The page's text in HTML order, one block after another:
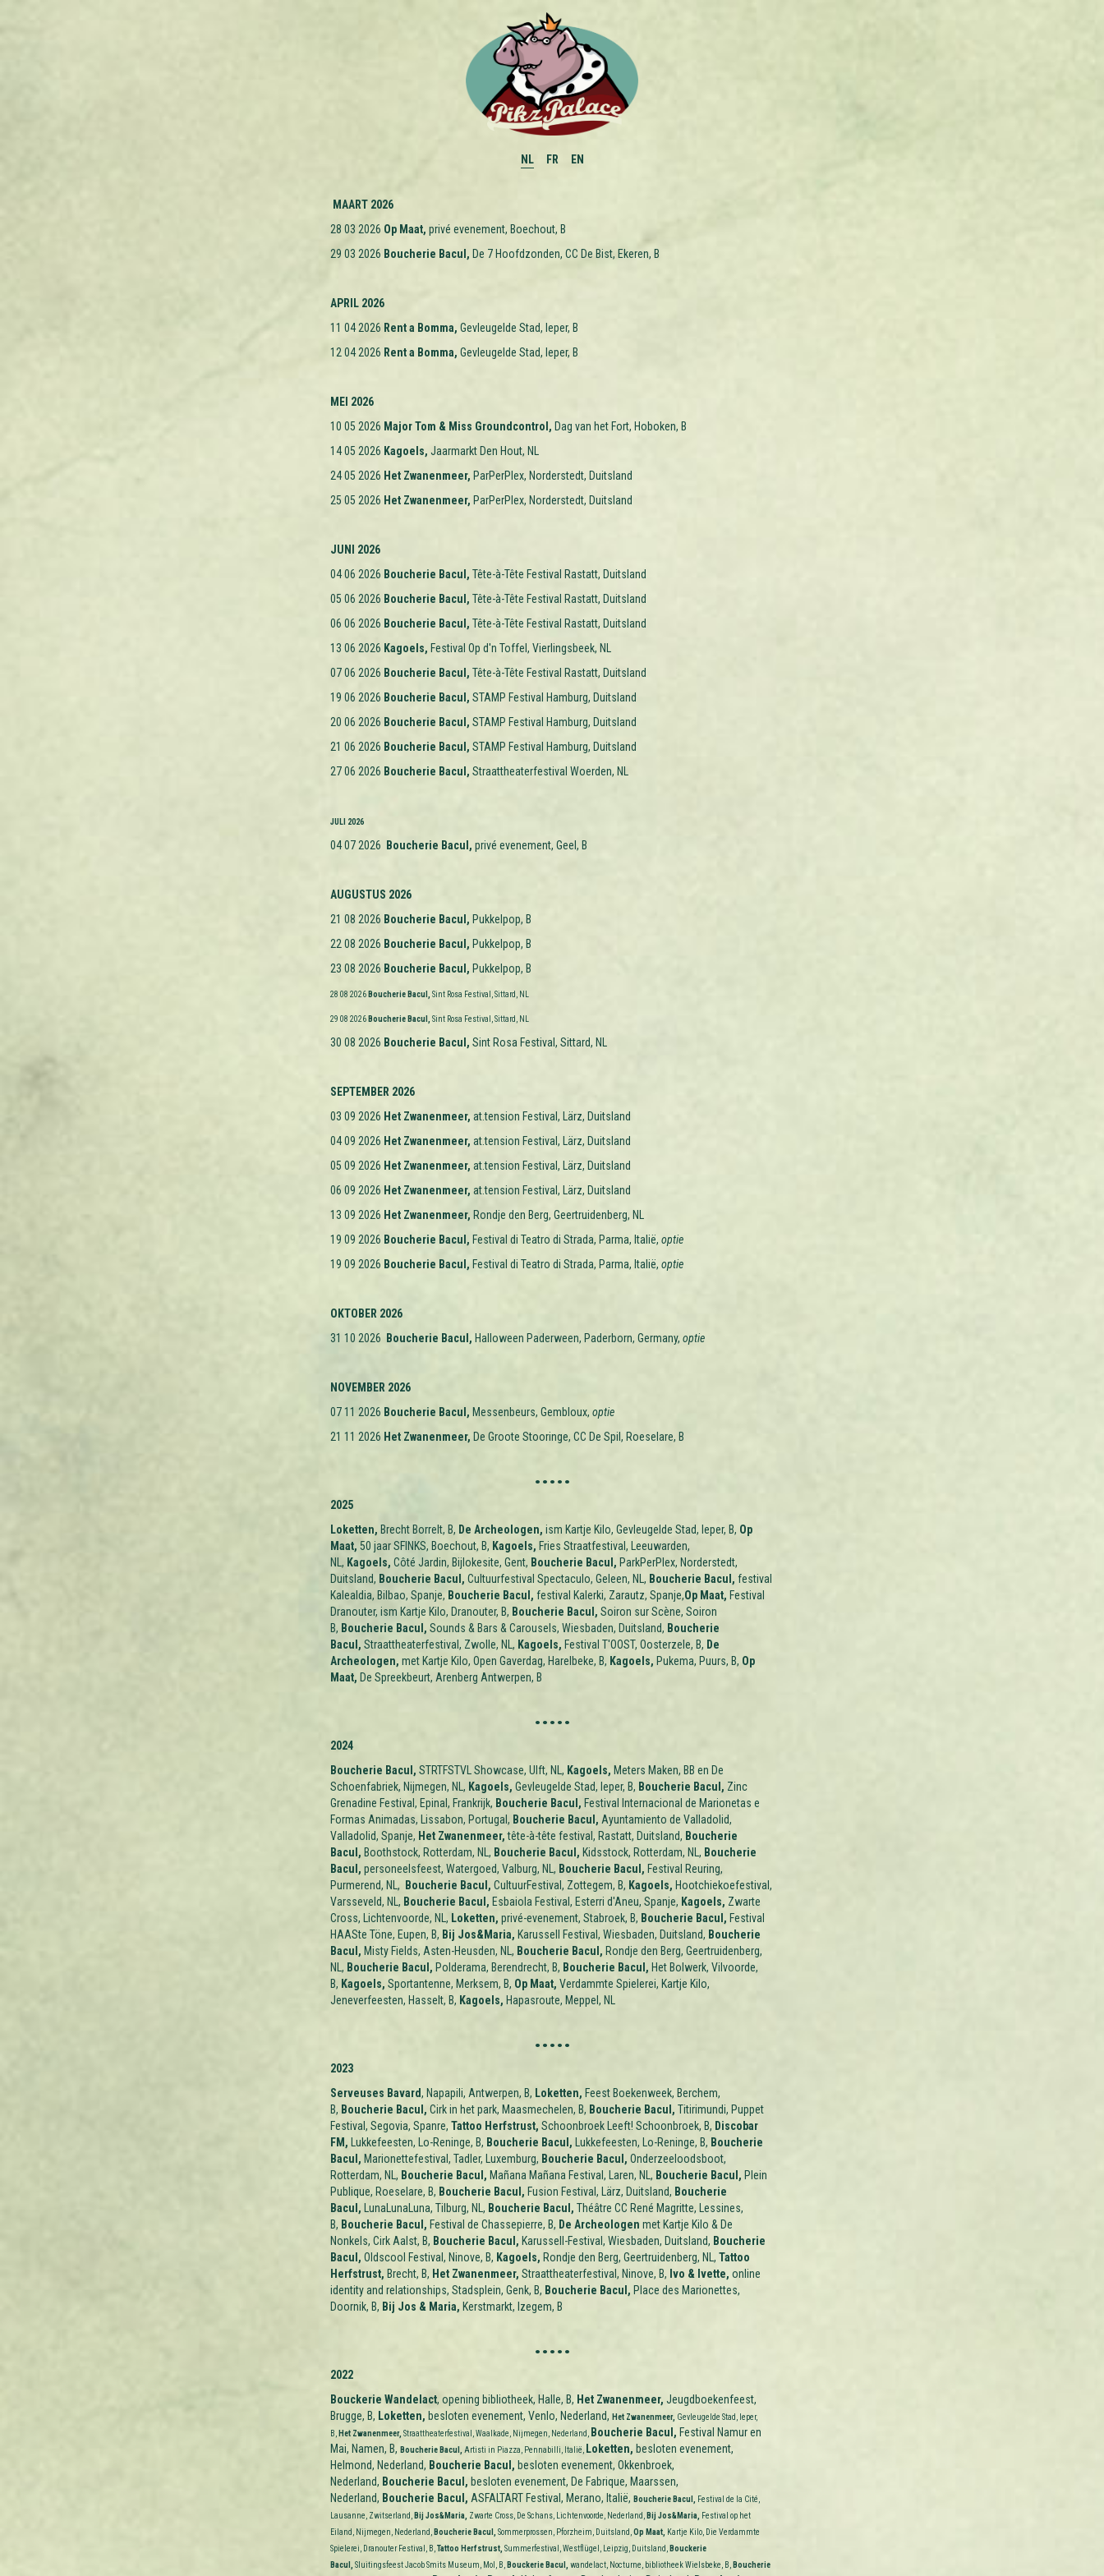
NL FR EN
MAART 2026
28 03 2026 Op Maat, privé evenement, Boechout, B
29 03 2026 Boucherie Bacul, De 7 Hoofdzonden, CC De Bist, Ekeren, B
APRIL 2026
11 04 2026 Rent a Bomma, Gevleugelde Stad, Ieper, B
12 04 2026 Rent a Bomma, Gevleugelde Stad, Ieper, B
MEI 2026
10 05 2026 Major Tom & Miss Groundcontrol, Dag van het Fort, Hoboken, B
14 05 2026 Kagoels, Jaarmarkt Den Hout, NL
24 05 2026 Het Zwanenmeer, ParPerPlex, Norderstedt, Duitsland
25 05 2026 Het Zwanenmeer, ParPerPlex, Norderstedt, Duitsland
JUNI 2026
04 06 2026 Boucherie Bacul, Tête-à-Tête Festival Rastatt, Duitsland
05 06 2026 Boucherie Bacul, Tête-à-Tête Festival Rastatt, Duitsland
06 06 2026 Boucherie Bacul, Tête-à-Tête Festival Rastatt, Duitsland
13 06 2026 Kagoels, Festival Op d'n Toffel, Vierlingsbeek, NL
07 06 2026 Boucherie Bacul, Tête-à-Tête Festival Rastatt, Duitsland
19 06 2026 Boucherie Bacul, STAMP Festival Hamburg, Duitsland
20 06 2026 Boucherie Bacul, STAMP Festival Hamburg, Duitsland
21 06 2026 Boucherie Bacul, STAMP Festival Hamburg, Duitsland
27 06 2026 Boucherie Bacul, Straattheaterfestival Woerden, NL
JULI 2026
04 07 2026 Boucherie Bacul, privé evenement, Geel, B
AUGUSTUS 2026
21 08 2026 Boucherie Bacul, Pukkelpop, B
22 08 2026 Boucherie Bacul, Pukkelpop, B
23 08 2026 Boucherie Bacul, Pukkelpop, B
28 08 2026 Boucherie Bacul, Sint Rosa Festival, Sittard, NL
29 08 2026 Boucherie Bacul, Sint Rosa Festival, Sittard, NL
30 08 2026 Boucherie Bacul, Sint Rosa Festival, Sittard, NL
SEPTEMBER 2026
03 09 2026 Het Zwanenmeer, at.tension Festival, Lärz, Duitsland
04 09 2026 Het Zwanenmeer, at.tension Festival, Lärz, Duitsland
05 09 2026 Het Zwanenmeer, at.tension Festival, Lärz, Duitsland
06 09 2026 Het Zwanenmeer, at.tension Festival, Lärz, Duitsland
13 09 2026 Het Zwanenmeer, Rondje den Berg, Geertruidenberg, NL
19 09 2026 Boucherie Bacul, Festival di Teatro di Strada, Parma, Italië, optie
19 09 2026 Boucherie Bacul, Festival di Teatro di Strada, Parma, Italië, optie
OKTOBER 2026
31 10 2026
Boucherie Bacul, Halloween Paderween, Paderborn, Germany, optie
NOVEMBER 2026
07 11 2026 Boucherie Bacul, Messenbeurs, Gembloux, optie
21 11 2026 Het Zwanenmeer, De Groote Stooringe, CC De Spil, Roeselare, B
.....
2025
Loketten, Brecht Borrelt, B, De Archeologen, ism Kartje Kilo, Gevleugelde Stad, Ieper, B, Op
Maat, 50 jaar SFINKS, Boechout, B, Kagoels, Fries Straatfestival, Leeuwarden,
NL, Kagoels, Côté Jardin, Bijlokesite, Gent, Boucherie Bacul, ParkPerPlex, Norderstedt,
Duitsland, Boucherie Bacul, Cultuurfestival Spectaculo, Geleen, NL, Boucherie Bacul, festival
Kalealdia, Bilbao, Spanje, Boucherie Bacul, festival Kalerki, Zarautz, Spanje,Op Maat, Festival
Dranouter, ism Kartje Kilo, Dranouter, B, Boucherie Bacul, Soiron sur Scène, Soiron
B, Boucherie Bacul, Sounds & Bars & Carousels, Wiesbaden, Duitsland, Boucherie
Bacul, Straattheaterfestival, Zwolle, NL, Kagoels, Festival T'OOST, Oosterzele, B, De
Archeologen, met Kartje Kilo, Open Gaverdag, Harelbeke, B, Kagoels, Pukema, Puurs, B, Op
Maat, De Spreekbeurt, Arenberg Antwerpen, B
.....
2024
Boucherie Bacul, STRTFSTVL Showcase, Ulft, NL, Kagoels, Meters Maken, BB en De
Schoenfabriek, Nijmegen, NL, Kagoels, Gevleugelde Stad, Ieper, B, Boucherie Bacul, Zinc
Grenadine Festival, Epinal, Frankrijk, Boucherie Bacul, Festival Internacional de Marionetas e
Formas Animadas, Lissabon, Portugal, Boucherie Bacul, Ayuntamiento de Valladolid,
Valladolid, Spanje, Het Zwanenmeer, tête-à-tête festival, Rastatt, Duitsland, Boucherie
Bacul, Boothstock, Rotterdam, NL, Boucherie Bacul, Kidsstock, Rotterdam, NL, Boucherie
Bacul, personeelsfeest, Watergoed, Valburg, NL, Boucherie Bacul, Festival Reuring,
Purmerend, NL,
Boucherie Bacul, CultuurFestival, Zottegem, B, Kagoels, Hootchiekoefestival,
Varsseveld, NL, Boucherie Bacul, Esbaiola Festival, Esterri d'Aneu, Spanje, Kagoels, Zwarte
Cross, Lichtenvoorde, NL, Loketten, privé-evenement, Stabroek, B, Boucherie Bacul, Festival
HAASte Töne, Eupen, B, Bij Jos&Maria, Karussell Festival, Wiesbaden, Duitsland, Boucherie
Bacul, Misty Fields, Asten-Heusden, NL, Boucherie Bacul, Rondje den Berg, Geertruidenberg,
NL, Boucherie Bacul, Polderama, Berendrecht, B, Boucherie Bacul, Het Bolwerk, Vilvoorde,
B, Kagoels, Sportantenne, Merksem, B, Op Maat, Verdammte Spielerei, Kartje Kilo,
Jeneverfeesten, Hasselt, B, Kagoels, Hapasroute, Meppel, NL
.....
2023
Serveuses Bavard, Napapili, Antwerpen, B, Loketten, Feest Boekenweek, Berchem,
B, Boucherie Bacul, Cirk in het park, Maasmechelen, B, Boucherie Bacul, Titirimundi, Puppet
Festival, Segovia, Spanre, Tattoo Herfstrust, Schoonbroek Leeft! Schoonbroek, B, Discobar
FM, Lukkefeesten, Lo-Reninge, B, Boucherie Bacul, Lukkefeesten, Lo-Reninge, B, Boucherie
Bacul, Marionettefestival, Tadler, Luxemburg, Boucherie Bacul, Onderzeeloodsboot,
Rotterdam, NL, Boucherie Bacul, Mañana Mañana Festival, Laren, NL, Boucherie Bacul, Plein
Publique, Roeselare, B, Boucherie Bacul, Fusion Festival, Lärz, Duitsland, Boucherie
Bacul, LunaLunaLuna, Tilburg, NL, Boucherie Bacul, Théâtre CC René Magritte, Lessines,
B, Boucherie Bacul, Festival de Chassepierre, B, De Archeologen met Kartje Kilo & De
Nonkels, Cirk Aalst, B, Boucherie Bacul, Karussell-Festival, Wiesbaden, Duitsland, Boucherie
Bacul, Oldscool Festival, Ninove, B, Kagoels, Rondje den Berg, Geertruidenberg, NL, Tattoo
Herfstrust, Brecht, B, Het Zwanenmeer, Straattheaterfestival, Ninove, B, Ivo & Ivette, online
identity and relationships, Stadsplein, Genk, B, Boucherie Bacul, Place des Marionettes,
Doornik, B, Bij Jos & Maria, Kerstmarkt, Izegem, B
.....
2022
Bouckerie Wandelact, opening bibliotheek, Halle, B, Het Zwanenmeer, Jeugdboekenfeest,
Brugge, B, Loketten, besloten evenement, Venlo, Nederland, Het Zwanenmeer, Gevleugelde Stad, Ieper,
B,
Het Zwanenmeer, Straattheaterfestival, Waalkade, Nijmegen, Nederland, Boucherie Bacul, Festival Namur en
Mai, Namen, B, Boucherie Bacul, Artisti in Piazza, Pennabilli, Italië, Loketten, besloten evenement,
Helmond, Nederland, Boucherie Bacul, besloten evenement, Okkenbroek,
Nederland, Boucherie Bacul, besloten evenement, De Fabrique, Maarssen,
Nederland, Boucherie Bacul, ASFALTART Festival, Merano, Italië, Boucherie Bacul,
Festival de la Cité,
Lausanne, Zwitserland,
Bij Jos&Maria, Zwarte Cross, De Schans, Lichtenvoorde, Nederland, Bij Jos&Maria,
Festival op het
Eiland, Nijmegen, Nederland,
Boucherie Bacul, Sommerprossen, Pforzheim, Duitsland, Op Maat, Kartje Kilo, Die Verdammte
Spielerei, Dranouter Festival, B, Tattoo Herfstrust, Summerfestival, Westflügel, Leipzig, Duitsland,
Bouckerie
Bacul,
Sluitingsfeest Jacob Smits Museum, Mol, B, Bouckerie Bacul, wandelact, Nocturne, bibliotheek Wielsbeke, B, Boucherie